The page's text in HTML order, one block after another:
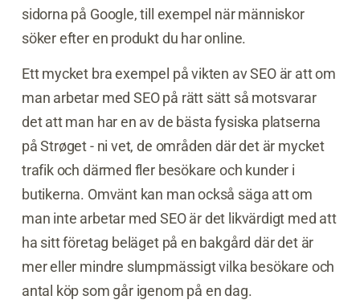
sidorna på Google, till exempel när människor
söker efter en produkt du har online.
Ett mycket bra exempel på vikten av SEO är att om
man arbetar med SEO på rätt sätt så motsvarar
det att man har en av de bästa fysiska platserna
på Strøget - ni vet, de områden där det är mycket
trafik och därmed fler besökare och kunder i
butikerna. Omvänt kan man också säga att om
man inte arbetar med SEO är det likvärdigt med att
ha sitt företag beläget på en bakgård där det är
mer eller mindre slumpmässigt vilka besökare och
antal köp som går igenom på en dag.